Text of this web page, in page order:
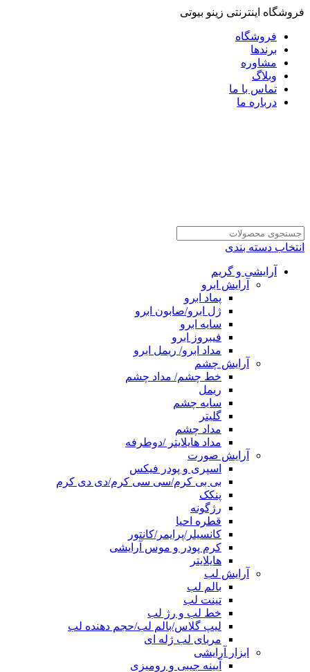
فروشگاه اینترنتی زینو بیوتی
فروشگاه
برندها
مشاوره
وبلاگ
تماس با ما
درباره ما
انتخاب دسته بندی
آرایشی و گریم
آرایش ابرو
پماد ابرو
ژل ابرو/صابون ابرو
سایه ابرو
فیبروز ابرو
مداد ابرو/ ریمل ابرو
آرایش چشم
خط چشم/ مداد چشم
ریمل
سایه چشم
گلیتر
مداد چشم
مداد هایلایتر /دوطرفه
آرایش صورت
اسپری و پودر فیکس
بی بی کرم/سی سی کرم/دی دی کرم
پنکک
رژگونه
قطره احیا
کانسیلر/پرایمر/کانتور
کرم پودر و موس آرایشی
هایلایتر
آرایش لب
بالم لب
تینت لب
خط لب و رژ لب
لیپ گلاس/بالم لب/حجم دهنده لب
مربای لب ژله ای
ابزار آرایشی
آیینه جیبی و رومیزی